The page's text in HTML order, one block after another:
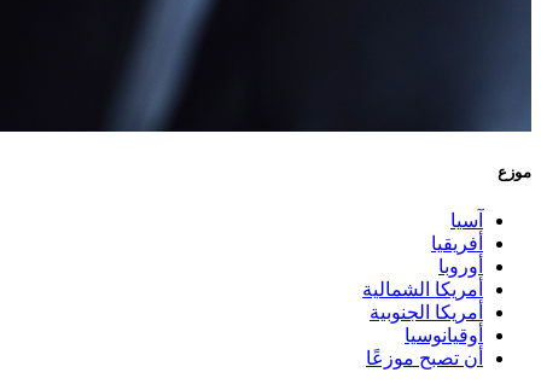
موزع
آسيا
أفريقيا
أوروبا
أمريكا الشمالية
أمريكا الجنوبية
أوقيانوسيا
أن تصبح موزعًا